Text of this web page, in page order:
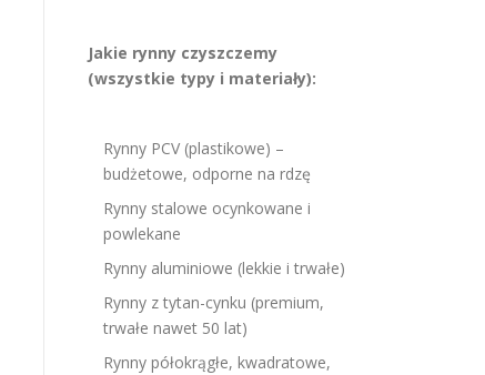
Jakie rynny czyszczemy
(wszystkie typy i materiały):
Rynny PCV (plastikowe) –
budżetowe, odporne na rdzę
Rynny stalowe ocynkowane i
powlekane
Rynny aluminiowe (lekkie i trwałe)
Rynny z tytan-cynku (premium,
trwałe nawet 50 lat)
Rynny półokrągłe, kwadratowe,